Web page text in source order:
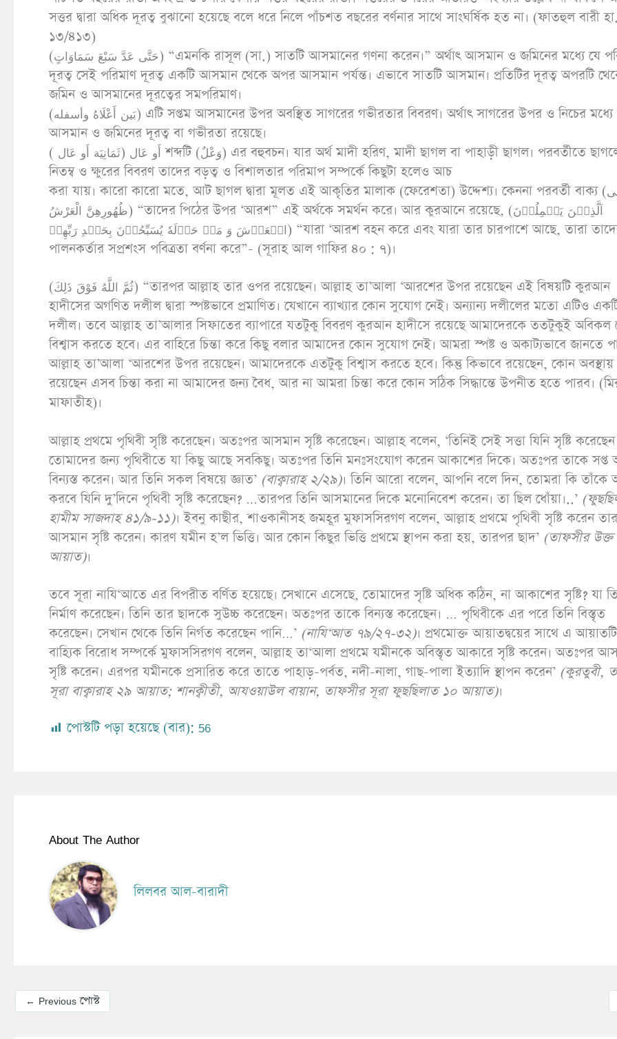
সত্তর দ্বারা অধিক দূরত্ব বুঝানো হয়েছে বলে ধরে নিলে পাঁচশত বছরের বর্ণনার সাথে সাংঘর্ষিক হত না। (ফাতহুল বারী হা.
১৩/৪১৩)
(حَتَّى عَدَّ سَبْعَ سَمَاوَاتٍ) “এমনকি রাসূল (সা.) সাতটি আসমানের গণনা করেন।” অর্থাৎ আসমান ও জমিনের মধ্যে যে পরিমাণ
দূরত্ব সেই পরিমাণ দূরত্ব একটি আসমান থেকে অপর আসমান পর্যন্ত। এভাবে সাতটি আসমান। প্রতিটির দূরত্ব অপরটি
জমিন ও আসমানের দূরত্বের সমপরিমাণ।
(بَين أَعْلَاهُ وأسفله) এটি সপ্তম আসমানের উপর অবস্থিত সাগরের গভীরতার বিবরণ। অর্থাৎ সাগরের উপর ও নিচের মধ্যে
আসমান ও জমিনের দূরত্ব বা গভীরতা রয়েছে।
( ثَمَانِيَة أَو عَال) أَو عَال শব্দটি (وَعْلٌ) এর বহুবচন। যার অর্থ মাদী হরিণ, মাদী ছাগল বা পাহাড়ী ছাগল। পরবর্তীতে ছাগলের
নিতম্ব ও ক্ষুরের বিবরণ তাদের বড়ত্ব ও বিশালতার পরিমাপ সম্পর্কে কিছুটা হলেও আচ
করা যায়। কারো কারো মতে, আট ছাগল দ্বারা মূলত এই আকৃতির মালাক (ফেরেশতা) উদ্দেশ্য। কেননা পরবর্তী বাক্য (عَلَى
ظُهُورِهِنَّ الْعَرْشُ) “তাদের পিঠের উপর ‘আরশ” এই অর্থকে সমর্থন করে। আর কুরআনে রয়েছে, (اَلَّذِیۡنَ یَحۡمِلُوۡنَ
الۡعَرۡشَ وَ مَنۡ حَوۡلَهٗ یُسَبِّحُوۡنَ بِحَمۡدِ رَبِّهِمۡ) “যারা ‘আরশ বহন করে এবং যারা তার চারপাশে আছে, তারা তাদের
পালনকর্তার সপ্রশংস পবিত্রতা বর্ণনা করে”- (সূরাহ আল গাফির ৪০ : ৭)।
(ثُمَّ اللَّهُ فَوْقَ ذَلِكَ) “তারপর আল্লাহ তার ওপর রয়েছেন। আল্লাহ তা’আলা ‘আরশের উপর রয়েছেন এই বিষয়টি কুরআন
হাদীসের অগণিত দলীল দ্বারা স্পষ্টভাবে প্রমাণিত। যেখানে ব্যাখ্যার কোন সুযোগ নেই। অন্যান্য দলীলের মতো এটিও
দলীল। তবে আল্লাহ তা’আলার সিফাতের ব্যাপারে যতটুকু বিবরণ কুরআন হাদীসে রয়েছে আমাদেরকে ততটুকুই অবিকল
বিশ্বাস করতে হবে। এর বাহিরে চিন্তা করে কিছু বলার আমাদের কোন সুযোগ নেই। আমরা স্পষ্ট ও অকাট্যভাবে জানতে
আল্লাহ তা’আলা ‘আরশের উপর রয়েছেন। আমাদেরকে এতটুকু বিশ্বাস করতে হবে। কিন্তু কিভাবে রয়েছেন, কোন অবস্থায়
রয়েছেন এসব চিন্তা করা না আমাদের জন্য বৈধ, আর না আমরা চিন্তা করে কোন সঠিক সিদ্ধান্তে উপনীত হতে পারব।
মাফাতীহ)।
আল্লাহ প্রথমে পৃথিবী সৃষ্টি করেছেন। অতঃপর আসমান সৃষ্টি করেছেন। আল্লাহ বলেন, ‘তিনিই সেই সত্তা যিনি সৃষ্টি করেছেন
তোমাদের জন্য পৃথিবীতে যা কিছু আছে সবকিছু। অতঃপর তিনি মনঃসংযোগ করেন আকাশের দিকে। অতঃপর তাকে সপ্ত
বিন্যস্ত করেন। আর তিনি সকল বিষয়ে জ্ঞাত’ (বাক্বারাহ ২/২৯)। তিনি আরো বলেন, আপনি বলে দিন, তোমরা কি তাঁকে
করবে যিনি দু’দিনে পৃথিবী সৃষ্টি করেছেন? …তারপর তিনি আসমানের দিকে মনোনিবেশ করেন। তা ছিল ধোঁয়া।..’ (
হামীম সাজদাহ ৪১/৯-১১)। ইবনু কাছীর, শাওকানীসহ জমহূর মুফাসসিরগণ বলেন, আল্লাহ প্রথমে পৃথিবী সৃষ্টি করেন
আসমান সৃষ্টি করেন। কারণ যমীন হ’ল ভিত্তি। আর কোন কিছুর ভিত্তি প্রথমে স্থাপন করা হয়, তারপর ছাদ’ (তাফসীর উক্ত
আয়াত)।
তবে সূরা নাযি‘আতে এর বিপরীত বর্ণিত হয়েছে। সেখানে এসেছে, তোমাদের সৃষ্টি অধিক কঠিন, না আকাশের সৃষ্টি? যা
নির্মাণ করেছেন। তিনি তার ছাদকে সুউচ্চ করেছেন। অতঃপর তাকে বিন্যস্ত করেছেন। … পৃথিবীকে এর পরে তিনি বিস্তৃত
করেছেন। সেখান থেকে তিনি নির্গত করেছেন পানি…’ (নাযি‘আত ৭৯/২৭-৩২)। প্রথমোক্ত আয়াতদ্বয়ের সাথে এ
বাহ্যিক বিরোধ সম্পর্কে মুফাসসিরগণ বলেন, আল্লাহ তা‘আলা প্রথমে যমীনকে অবিস্তৃত আকারে সৃষ্টি করেন। অতঃপর
সৃষ্টি করেন। এরপর যমীনকে প্রসারিত করে তাতে পাহাড়-পর্বত, নদী-নালা, গাছ-পালা ইত্যাদি স্থাপন করেন’ (কুরতুবী,
সূরা বাক্বারাহ ২৯ আয়াত; শানক্বীতী, আযওয়াউল বায়ান, তাফসীর সূরা ফুছছিলাত ১০ আয়াত)।
পোস্টটি পড়া হয়েছে (বার): 56
About The Author
লিলবর আল-বারাদী
← Previous পোস্ট